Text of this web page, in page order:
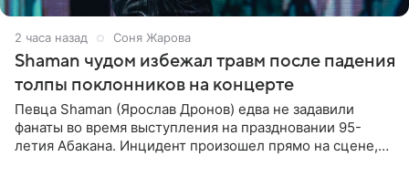
2 часа назад Соня Жарова
Shaman чудом избежал травм после падения
толпы поклонников на концерте
Певца Shaman (Ярослав Дронов) едва не задавили
фанаты во время выступления на праздновании 95-
летия Абакана. Инцидент произошел прямо на сцене,